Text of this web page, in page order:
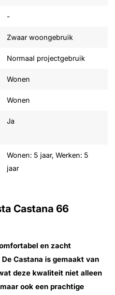
-
Zwaar woongebruik
Normaal projectgebruik
Wonen
Wonen
Ja
Wonen: 5 jaar, Werken: 5
jaar
Castana 66
en zacht
Castana is gemaakt van
deze kwaliteit niet alleen
ook een prachtige